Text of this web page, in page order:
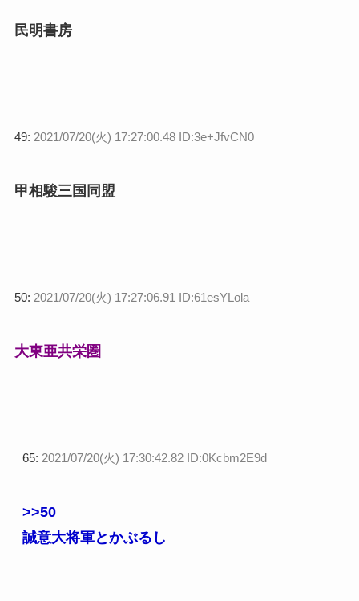
民明書房
49: 2021/07/20(火) 17:27:00.48 ID:3e+JfvCN0
甲相駿三国同盟
50: 2021/07/20(火) 17:27:06.91 ID:61esYLola
大東亜共栄圏
65: 2021/07/20(火) 17:30:42.82 ID:0Kcbm2E9d
>>50
誠意大将軍とかぶるし